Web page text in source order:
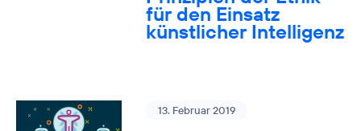
für den Einsatz
künstlicher Intelligenz
13. Februar 2019